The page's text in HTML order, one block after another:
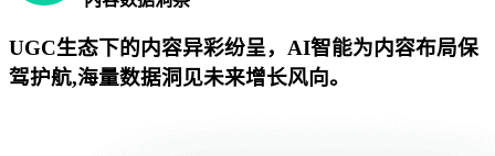
UGC生态下的内容异彩纷呈，AI智能为内容布局保
驾护航,海量数据洞见未来增长风向。